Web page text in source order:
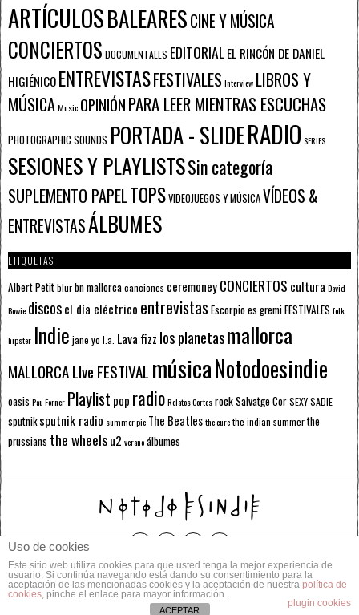
ARTÍCULOSBALEARESCINE Y MÚSICA
CONCIERTOS DOCUMENTALES EDITORIALEL RINCÓN DE DANIEL
HIGIÉNICOENTREVISTASFESTIVALESInterview LIBROS Y
MÚSICAMusic OPINIÓNPARA LEER MIENTRAS ESCUCHAS
PHOTOGRAPHIC SOUNDS PORTADA - SLIDERADIO SERIES
SESIONES Y PLAYLISTSSin categoría
SUPLEMENTO PAPELTOPSVIDEOJUEGOS Y MÚSICAVÍDEOS &
ENTREVISTASÁLBUMES
ETIQUETAS
Albert Petitblurbn mallorcacanciones ceremoneyCONCIERTOS cultura David
Bowie discosel día eléctrico entrevistas Escorpioes gremiFESTIVALES folk
hipster Indie jane yo l.a. Lava fizz los planetasmallorca
MALLORCA LIve FESTIVAL músicaNotodoesindie
oasis Pau Forner Playlist pop radioRelatos CortosrockSalvatge CorSEXY SADIE
sputnik sputnik radio summer pie The Beatlesthe curethe indian summerthe
prussians the wheelsu2 veranoálbumes
© 2014 Todos los derechos reservados.
POLÍTICA DE PRIVACIDAD CONTACTO
Uso de cookies
Este sitio web utiliza cookies para que usted tenga la mejor experiencia de
usuario. Si continúa navegando está dando su consentimiento para la
aceptación de las mencionadas cookies y la aceptación de nuestra política de
cookies, pinche el enlace para mayor información.
plugin cookies
ACEPTAR